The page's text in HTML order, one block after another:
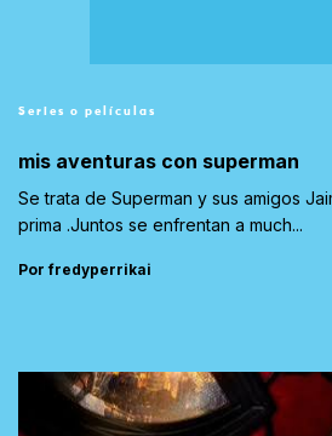
Series o películas
mis aventuras con superman
Se trata de Superman y sus amigos
prima .Juntos se enfrentan a much...
Por fredyperrikai